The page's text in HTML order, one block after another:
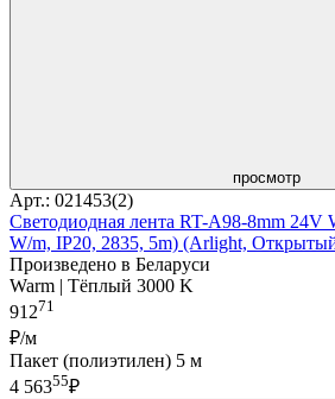
просмотр
Арт.: 021453(2)
Светодиодная лента RT-A98-8mm 24V
W/m, IP20, 2835, 5m) (Arlight,
Произведено в Беларуси
Warm | Тёплый 3000 K
91271
₽/м
Пакет (полиэтилен) 5 м
4 56355₽